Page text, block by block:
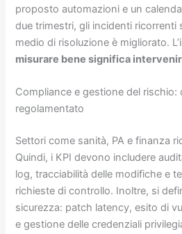
proposto automazioni e un
due trimestri, gli incidenti ricorrenti
medio di risoluzione è migliorato.
misurare bene significa
Compliance e gestione del
regolamentato
Settori come sanità, PA e finanza
Quindi, i KPI devono includere
log, tracciabilità delle modifiche e
richieste di controllo. Inoltre, si
sicurezza: patch latency, esito di
e gestione delle credenziali